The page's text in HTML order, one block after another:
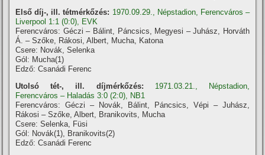
Első díj-, ill. tétmérkőzés: 1970.09.29., Népstadion, Ferencváros –
Liverpool 1:1 (0:0), EVK
Ferencváros: Géczi – Bálint, Páncsics, Megyesi – Juhász, Horváth
Á. – Szőke, Rákosi, Albert, Mucha, Katona
Csere: Novák, Selenka
Gól: Mucha(1)
Edző: Csanádi Ferenc
Utolsó tét-, ill. díjmérkőzés:
1971.03.21., Népstadion,
Ferencváros – Haladás 3:0 (2:0), NB1
Ferencváros: Géczi – Novák, Bálint, Páncsics, Vépi – Juhász,
Rákosi – Szőke, Albert, Branikovits, Mucha
Csere: Selenka, Füsi
Gól: Novák(1), Branikovits(2)
Edző: Csanádi Ferenc